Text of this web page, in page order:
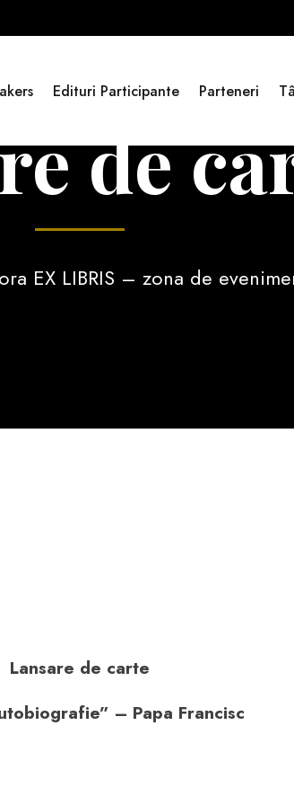
Edituri Participante Parteneri
de
EX LIBRIS – zona de
Lansare de carte
– Papa Francisc